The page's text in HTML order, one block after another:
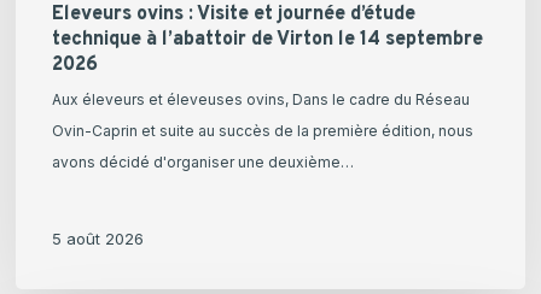
septembre
2026
Eleveurs ovins : Visite et journée d’étude
technique à l’abattoir de Virton le 14 septembre
2026
Aux éleveurs et éleveuses ovins, Dans le cadre du Réseau
Ovin-Caprin et suite au succès de la première édition, nous
avons décidé d'organiser une deuxième…
5 août 2026